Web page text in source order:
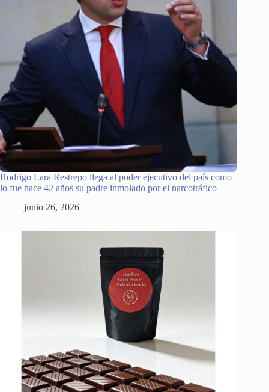
Rodrigo Lara Restrepo llega al poder ejecutivo del país como
lo fue hace 42 años su padre inmolado por el narcotráfico
junio 26, 2026